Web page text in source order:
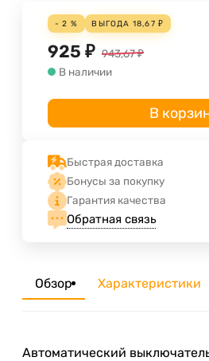
- 2 % ВЫГОДА 18,67 ₽
925 ₽ 943,67₽
В наличии
В
Быстрая доставка
Бонусы за покупку
Гарантия качества
Обратная связь
Обзор Характеристики
Автоматический